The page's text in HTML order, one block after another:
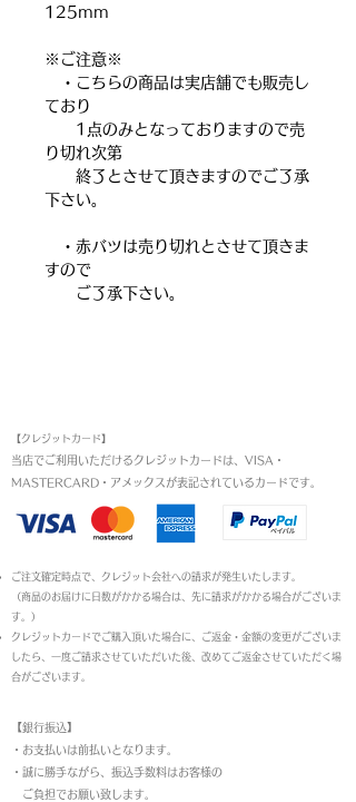
125mm
※ご注意※
・こちらの商品は実店舗でも販売し
ており
1点のみとなっておりますので売
り切れ次第
終了とさせて頂きますのでご了承
下さい。
・赤バツは売り切れとさせて頂きま
すので
ご了承下さい。
【クレジットカード】
当店でご利用いただけるクレジットカードは、VISA・
MASTERCARD・アメックスが表記されているカードです。​
ご注文確定時点で、クレジット会社への請求が発生いたします。
（商品のお届けに日数がかかる場合は、先に請求がかかる場合がございま
す。）
クレジットカードでご購入頂いた場合に、ご返金・金額の変更がございま
したら、一度ご請求させていただいた後、改めてご返金させていただく場
合がございます。
【銀行振込】
・お支払いは前払いとなります。
・ 誠に勝手ながら、振込手数料はお客様の
ご負担でお願い致します。